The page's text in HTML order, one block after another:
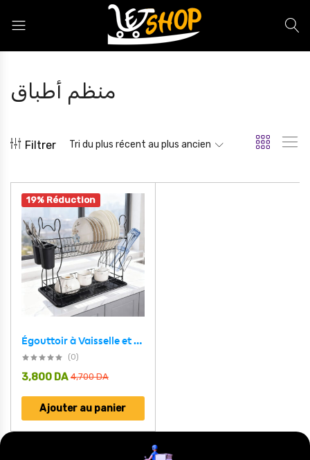
منظم أطباق
Filtrer Tri du plus récent au plus ancien
19% Réduction
Égouttoir à Vaisselle et Organisateur de Cuisine – منظم الأطباق
(0)
4,700DA
3,800 DA
Ajouter au panier